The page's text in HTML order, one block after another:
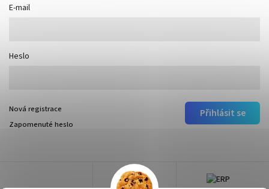
E-mail
Heslo
Přihlásit se
Nová registrace
Zapomenuté heslo